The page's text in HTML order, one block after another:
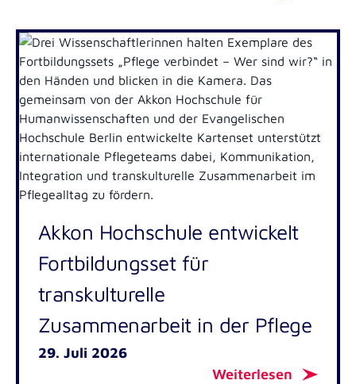
Akkon Hochschule entwickelt
Fortbildungsset für
transkulturelle
Zusammenarbeit in der Pflege
29. Juli 2026
Weiterlesen